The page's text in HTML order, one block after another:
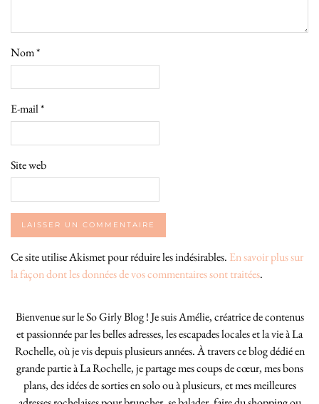
Nom*
E-mail*
Site web
Ce site utilise Akismet pour réduire les indésirables. En savoir plus sur
la façon dont les données de vos commentaires sont traitées.
Bienvenue sur le So Girly Blog ! Je suis Amélie, créatrice de contenus
et passionnée par les belles adresses, les escapades locales et la vie à La
Rochelle, où je vis depuis plusieurs années. À travers ce blog dédié en
grande partie à La Rochelle, je partage mes coups de cœur, mes bons
plans, des idées de sorties en solo ou à plusieurs, et mes meilleures